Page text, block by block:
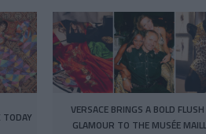
VERSACE BRINGS A BOLD
GLAMOUR TO THE MUSÉE